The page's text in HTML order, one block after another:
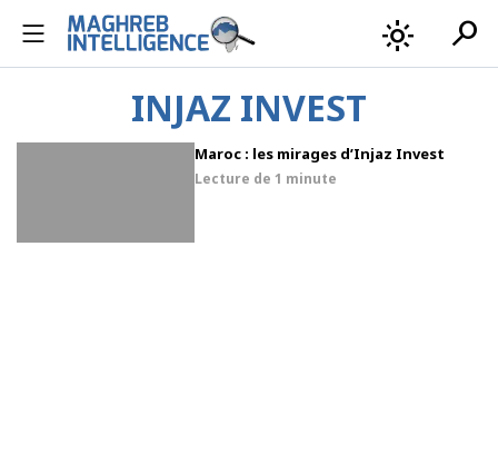
light_mode search
INJAZ INVEST
Maroc : les mirages d’Injaz Invest
Lecture de 1 minute